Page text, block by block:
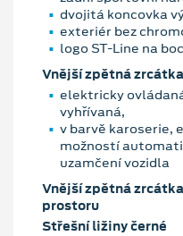
dvojitá koncovka
exteriér bez
logo ST-Line na
Vnější zpětná zrcátka
elektricky
vyhřívaná,
v barvě karoserie,
možností
uzamčení vozidla
Vnější zpětná
prostoru
Střešní ližiny černé